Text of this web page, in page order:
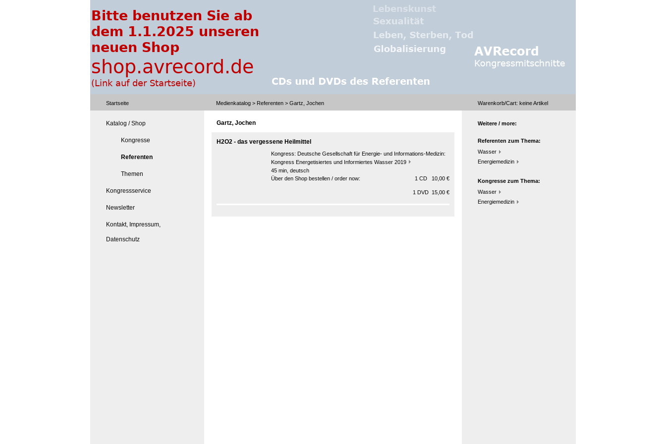
Startseite Medienkatalog > Referenten > Gartz, Jochen Warenkorb/Cart: keineArtikel
Katalog / Shop
Kongresse
Referenten
Themen
Kongressservice
Newsletter
Kontakt, Impressum,
Datenschutz
Gartz, Jochen
H2O2 - das vergessene Heilmittel
Kongress: Deutsche Gesellschaft für Energie- und Informations-Medizin:
Kongress Energetisiertes und Informiertes Wasser 2019
45 min, deutsch
Über den Shop bestellen / order now:
1 CD 10,00 €
1 DVD 15,00 €
Weitere / more:
Referenten zum Thema:
Wasser
Energiemedizin
Kongresse zum Thema:
Wasser
Energiemedizin